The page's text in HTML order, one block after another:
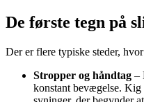
De første tegn på
Der er flere typiske steder,
Stropper og håndtag –
konstant bevægelse. Kig